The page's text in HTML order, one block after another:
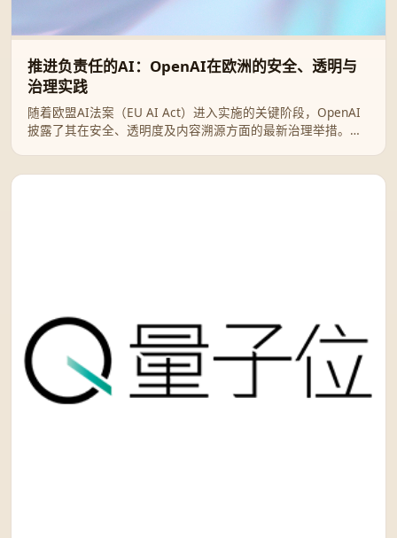
推进负责任的AI：OpenAI在欧洲的安全、透明与
治理实践
随着欧盟AI法案（EU AI Act）进入实施的关键阶段，OpenAI
披露了其在安全、透明度及内容溯源方面的最新治理举措。本